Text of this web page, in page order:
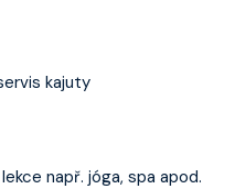
kajuty
např. jóga, spa apod.